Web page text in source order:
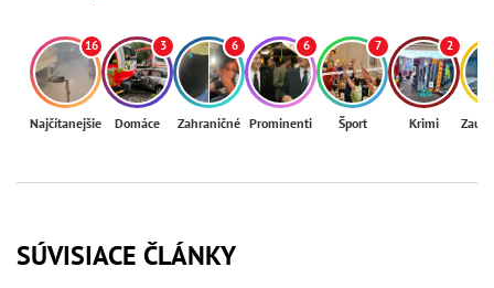
16
Najčítanejšie
3
Domáce
6
Zahraničné
6
Prominenti
7
Šport
2
Krimi
SÚVISIACE ČLÁNKY